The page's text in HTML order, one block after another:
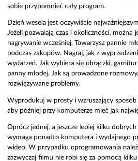
sobie przypomnieć cały program.
Dzień wesela jest oczywiście
Jeżeli pozwalają czas i okoliczności, można
nagrywanie wcześniej. Towarzysz pannie
podczas zakupów. Nagraj, jak z
wydarzeń. Jak wybiera się obrączki,
panny młodej. Jak są prowadzone
rozwiązywane problemy.
Wyprodukuj w prosty i wzruszający sposób
aby później przy komputerze mieć jak
Oprócz jednej, a jeszcze lepiej kilku
wymaga ponadto komputera i wydajnego
wideo. W przypadku oprogramowania
zazwyczaj filmu nie robi się za pomocą